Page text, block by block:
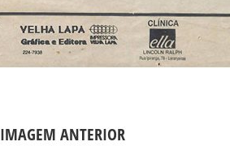
IMAGEM ANTERIOR